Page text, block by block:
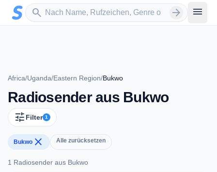
Zum Hauptinhalt springen
search
Sender suchen arrow_forward menu
Africa/Uganda/Eastern Region/Bukwo
Radiosender aus Bukwo
tune Filter 1
Bukwo close Alle zurücksetzen
1 Radiosender aus Bukwo